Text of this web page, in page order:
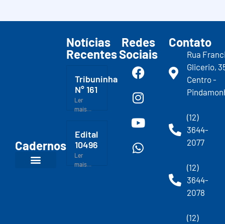
Cadernos
Notícias
Recentes
Tribuninha
N° 161
Ler
mais...
Edital
10496
Ler
mais...
Redes
Sociais
Contato
Rua
Glicerio,
Centro -
(12)
3644-
2077
(12)
3644-
2078
(12)